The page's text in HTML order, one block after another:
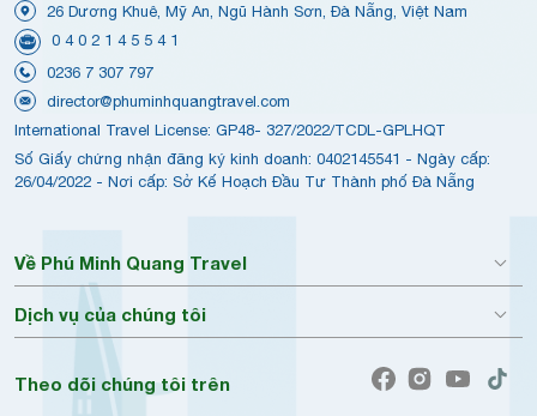
26 Dương Khuê, Mỹ An, Ngũ Hành Sơn, Đà Nẵng, Việt Nam
0 4 0 2 1 4 5 5 4 1
0236 7 307 797
director@phuminhquangtravel.com
International Travel License: GP48- 327/2022/TCDL-GPLHQT
Số Giấy chứng nhận đăng ký kinh doanh: 0402145541 - Ngày cấp:
26/04/2022 - Nơi cấp: Sở Kế Hoạch Đầu Tư Thành phố Đà Nẵng
Về Phú Minh Quang Travel
Dịch vụ của chúng tôi
Theo dõi chúng tôi trên